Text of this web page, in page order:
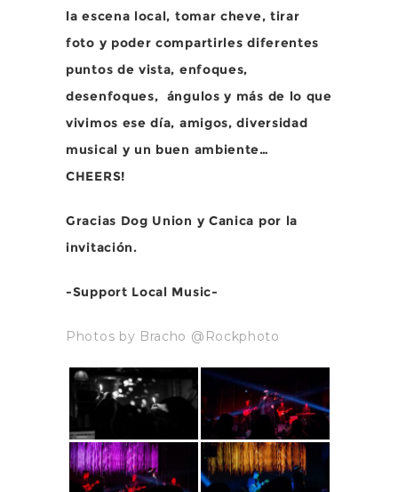
la escena local, tomar cheve, tirar
foto y poder compartirles diferentes
puntos de vista, enfoques,
desenfoques, ángulos y más de lo que
vivimos ese día, amigos, diversidad
musical y un buen ambiente…
CHEERS!
Gracias Dog Union y Canica por la
invitación.
-Support Local Music-
Photos by Bracho @Rockphoto